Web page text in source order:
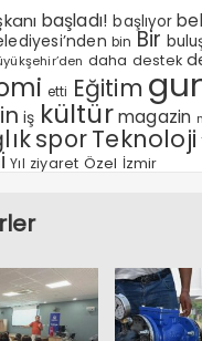
başladı! başlıyor
bin Bir
daha destek
etti Eğitim
iş kültür magazin
sporTeknoloji
Yıl ziyaret Özel İzmir